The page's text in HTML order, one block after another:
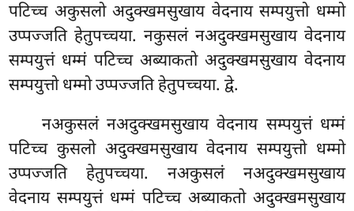
पटिच्च अकुसलोअदुक्खमसुखाय वेदनाय सम्पयुत्तो धम्मो
उप्पज्जति हेतुपच्चया. नकुसलं नअदुक्खमसुखाय वेदनाय
सम्पयुत्तं धम्मं पटिच्च अब्याकतो अदुक्खमसुखाय वेदनाय
सम्पयुत्तो धम्मो उप्पज्जति हेतुपच्चया. द्वे.
नअकुसलं नअदुक्खमसुखाय वेदनाय सम्पयुत्तं धम्मं
पटिच्च कुसलो अदुक्खमसुखाय वेदनाय सम्पयुत्तो धम्मो
उप्पज्जति हेतुपच्चया. नअकुसलं नअदुक्खमसुखाय
वेदनाय सम्पयुत्तं धम्मं पटिच्च अब्याकतो अदुक्खमसुखाय